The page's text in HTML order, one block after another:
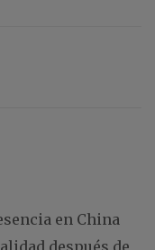
en China
después de